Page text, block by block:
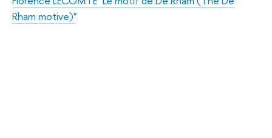
Rham motive)"